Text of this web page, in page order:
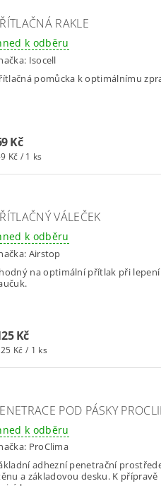
RAKLE
k odběru
Isocell
pomůcka k optimálnímu
Kč
Kč / 1 ks
VÁLEČEK
k odběru
Airstop
na optimální přítlak při
Kč
Kč / 1 ks
POD PÁSKY
k odběru
ProClima
adhezní penetrační
a základovou desku. K